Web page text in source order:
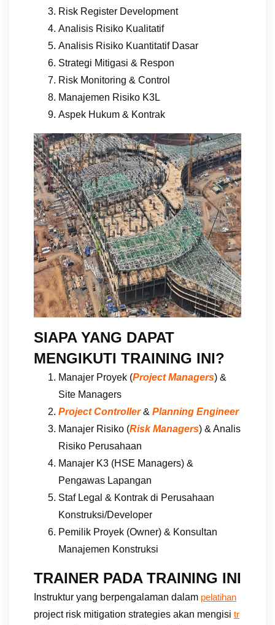
Risk Register Development
Analisis Risiko Kualitatif
Analisis Risiko Kuantitatif Dasar
Strategi Mitigasi & Respon
Risk Monitoring & Control
Manajemen Risiko K3L
Aspek Hukum & Kontrak
SIAPA YANG DAPAT
MENGIKUTI TRAINING INI?
Manajer Proyek (Project Managers) &
Site Managers
Project Controller& Planning Engineer
Manajer Risiko (Risk Managers) & Analis
Risiko Perusahaan
Manajer K3 (HSE Managers) &
Pengawas Lapangan
Staf Legal & Kontrak di Perusahaan
Konstruksi/Developer
Pemilik Proyek (Owner) & Konsultan
Manajemen Konstruksi
TRAINER PADA TRAINING INI
Instruktur yang berpengalaman dalam pelatihan
project risk mitigation strategies akan mengisi tr